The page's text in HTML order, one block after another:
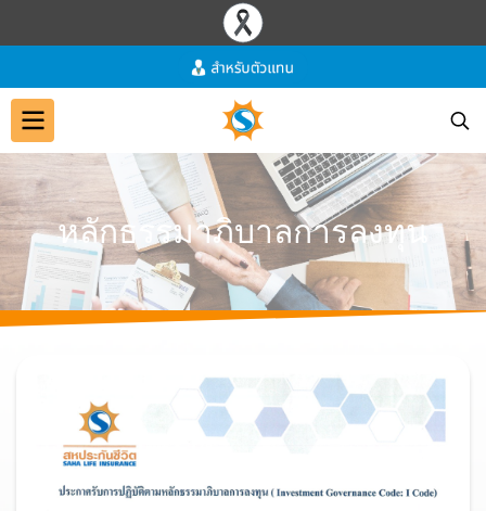
หลักธ รรมาภิบาลการลงทุน